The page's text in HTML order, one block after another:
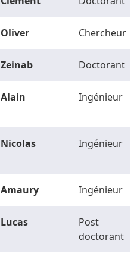
Oliver Chercheur
Zeinab Doctorant
Alain Ingénieur
Nicolas Ingénieur
Amaury Ingénieur
Lucas
Post
doctorant